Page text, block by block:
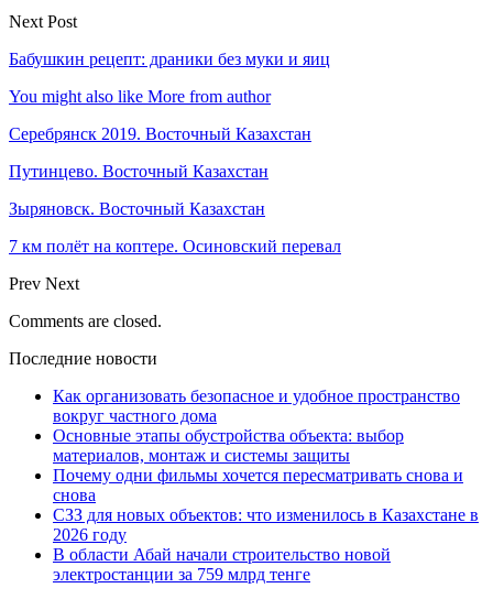
Next Post
Бабушкин рецепт: драники без муки и яиц
You might also like More from author
Серебрянск 2019. Восточный Казахстан
Путинцево. Восточный Казахстан
Зыряновск. Восточный Казахстан
7 км полёт на коптере. Осиновский перевал
Prev Next
Comments are closed.
Последние новости
Как организовать безопасное и удобное пространство
вокруг частного дома
Основные этапы обустройства объекта: выбор
материалов, монтаж и системы защиты
Почему одни фильмы хочется пересматривать снова и
снова
СЗЗ для новых объектов: что изменилось в Казахстане в
2026 году
В области Абай начали строительство новой
электростанции за 759 млрд тенге